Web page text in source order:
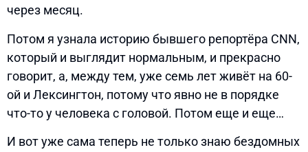
через месяц.
Потом я узнала историю бывшего репортёра CNN,
который и выглядит нормальным, и прекрасно
говорит, а, между тем, уже семь лет живёт на 60-
ой и Лексингтон, потому что явно не в порядке
что-то у человека с головой. Потом еще и еще…
И вот уже сама теперь не только знаю бездомных